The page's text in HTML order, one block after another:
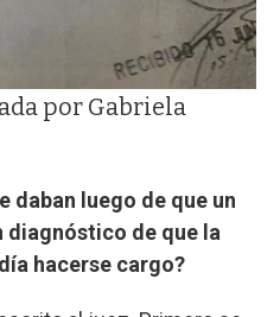
por Gabriela
daban luego de que un
diagnóstico de que la
hacerse cargo?